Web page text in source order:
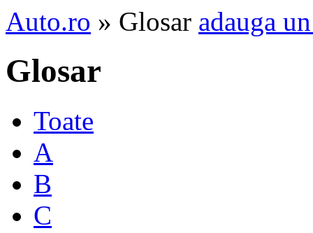
Auto.ro » Glosar adauga
Glosar
Toate
A
B
C